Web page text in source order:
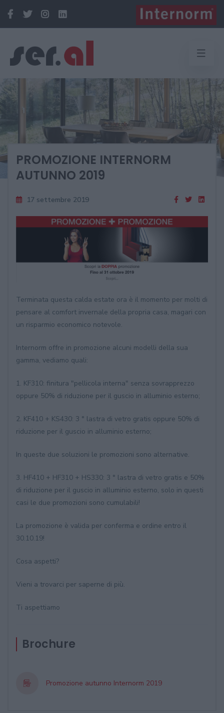
PROMOZIONE INTERNORM
AUTUNNO 2019
17 settembre 2019
Terminata questa calda estate ora è il momento per molti di
pensare al comfort invernale della propria casa, magari con
un risparmio economico notevole.
Internorm offre in promozione alcuni modelli della sua
gamma, vediamo quali:
1. KF310: finitura "pellicola interna" senza sovrapprezzo
oppure 50% di riduzione per il guscio in alluminio esterno;
2. KF410 + KS430: 3 ° lastra di vetro gratis oppure 50% di
riduzione per il guscio in alluminio esterno;
In queste due soluzioni le promozioni sono alternative.
3. HF410 + HF310 + HS330: 3 ° lastra di vetro gratis e 50%
di riduzione per il guscio in alluminio esterno, solo in questi
casi le due promozioni sono cumulabili!
La promozione è valida per conferma e ordine entro il
30.10.19!
Cosa aspetti?
Vieni a trovarci per saperne di più.
Ti aspettiamo
Brochure
Promozione autunno Internorm 2019